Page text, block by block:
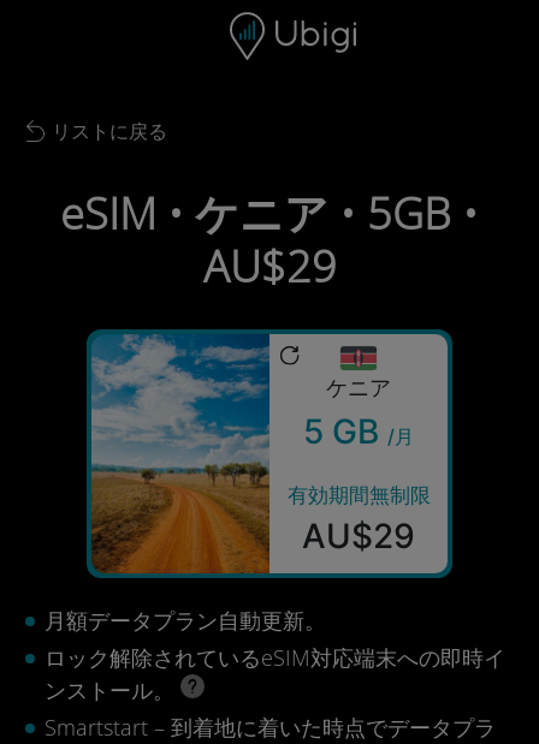
ナビゲーションバー フッター
Back to list
リストに戻る
eSIM • ケニア • 5GB •
AU$29
ケニア
5 GB /月
有効期間無制限
AU$29
月額データプラン自動更新。
ロック解除されているeSIM対応端末への即時イ
ンストール。
Smartstart – 到着地に着いた時点でデータプラ